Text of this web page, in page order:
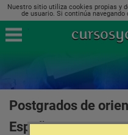
Nuestro sitio utiliza cookies propias y
de usuario. Si continúa
Postgrados de
España